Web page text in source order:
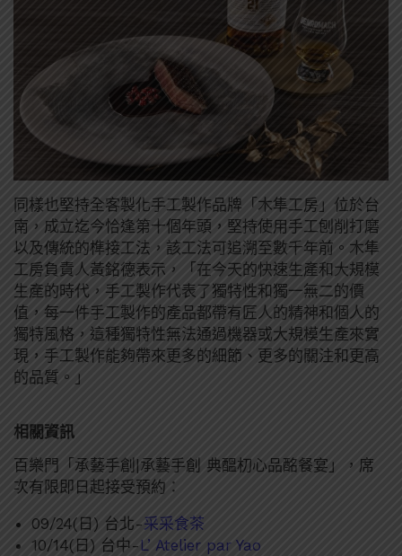
同樣也堅持全客製化手工製作品牌「木隼工房」位於台
南，成立迄今恰逢第十個年頭，堅持使用手工刨削打磨
以及傳統的榫接工法，該工法可追溯至數千年前。木隼
工房負責人黃銘德表示，「在今天的快速生產和大規模
生產的時代，手工製作代表了獨特性和獨一無二的價
值，每一件手工製作的產品都帶有匠人的精神和個人的
獨特風格，這種獨特性無法通過機器或大規模生產來實
現，手工製作能夠帶來更多的細節、更多的關注和更高
的品質。」
相關資訊
百樂門「承藝手創|承藝手創 典醞朷心品酩餐宴」，席
次有限即日起接受預約：
09/24(日) 台北-采采食茶
10/14(日) 台中- L’ Atelier par Yao